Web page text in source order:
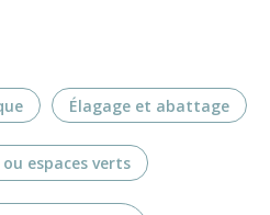
Élagage et abattage
espaces verts